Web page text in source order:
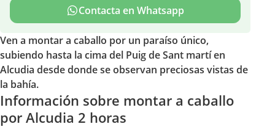
Contacta en Whatsapp
Ven a montar a caballo por un paraíso único,
subiendo hasta la cima del Puig de Sant martí en
Alcudia desde donde se observan preciosas vistas de
la bahía.
Información sobre montar a caballo
por Alcudia 2 horas